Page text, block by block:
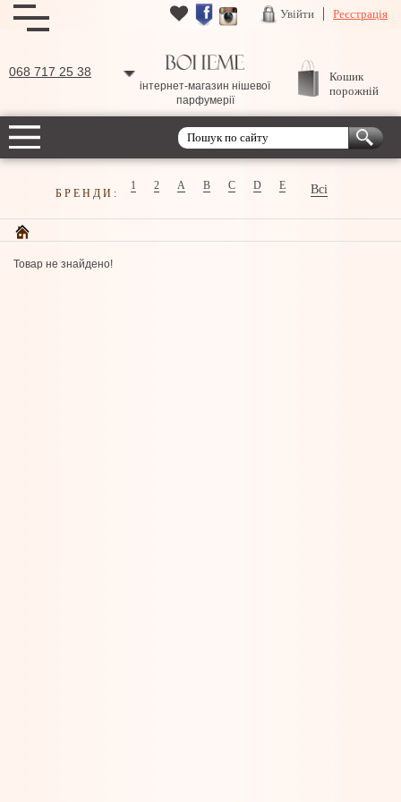
Увійти Реєстрація
068 717 25 38
інтернет-магазин нішевої
парфумерії
Кошик
порожній
БРЕНДИ:
1 2 A B C D E Всі
Товар не знайдено!